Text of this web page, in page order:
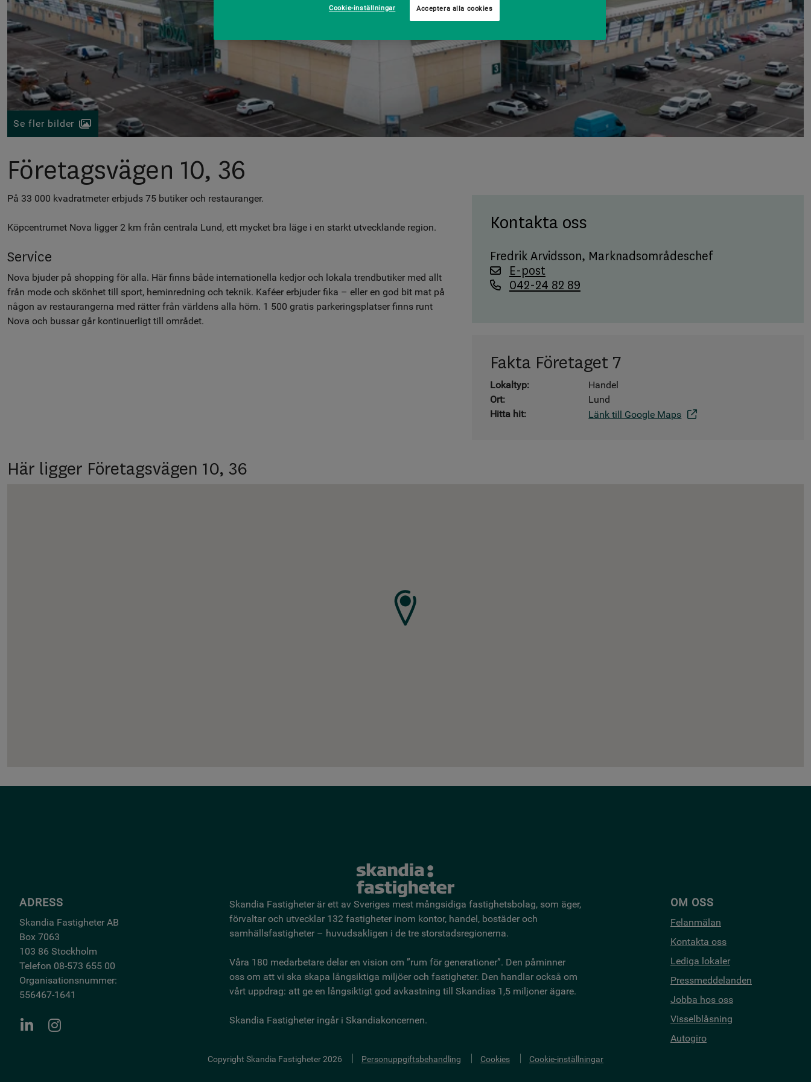
Se fler bilder
Företagsvägen 10, 36
På 33 000 kvadratmeter erbjuds 75 butiker och restauranger.
Köpcentrumet Nova ligger 2 km från centrala Lund, ett mycket bra läge i en starkt utvecklande region.
Service
Nova bjuder på shopping för alla. Här finns både internationella kedjor och lokala trendbutiker med allt
från mode och skönhet till sport, heminredning och teknik. Kaféer erbjuder fika – eller en god bit mat på
någon av restaurangerna med rätter från världens alla hörn. 1 500 gratis parkeringsplatser finns runt
Nova och bussar går kontinuerligt till området.
Kontakta oss
Fredrik Arvidsson, Marknadsområdeschef
E-post
042-24 82 89
Fakta Företaget 7
Lokaltyp:
Handel
Ort:
Lund
Hitta hit:
Länk till Google Maps
Här ligger Företagsvägen 10, 36
ADRESS
Skandia Fastigheter AB
Box 7063
103 86 Stockholm
Telefon 08-573 655 00
Organisationsnummer:
556467-1641
Skandia Fastigheter är ett av Sveriges mest mångsidiga fastighetsbo­lag, som äger,
förvaltar och utvecklar 132 fastigheter inom kontor, handel, bostäder och
samhällsfastigheter – huvudsakligen i de tre storstadsregionerna.
Våra 180 medarbetare delar en vision om ”rum för generationer”. Den påminner
oss om att vi ska skapa långsiktiga miljöer och fastigheter. Den handlar också om
vårt uppdrag: att ge en långsiktigt god avkastning till Skandias 1,5 miljoner ägare.
Skandia Fastigheter ingår i Skandiakoncernen.
OM OSS
Felanmälan
Kontakta oss
Lediga lokaler
Pressmeddelanden
Jobba hos oss
Visselblåsning
Autogiro
Copyright Skandia Fastigheter 2026 Personuppgiftsbehandling Cookies Cookie-inställningar
Cookie-inställningar Acceptera alla cookies